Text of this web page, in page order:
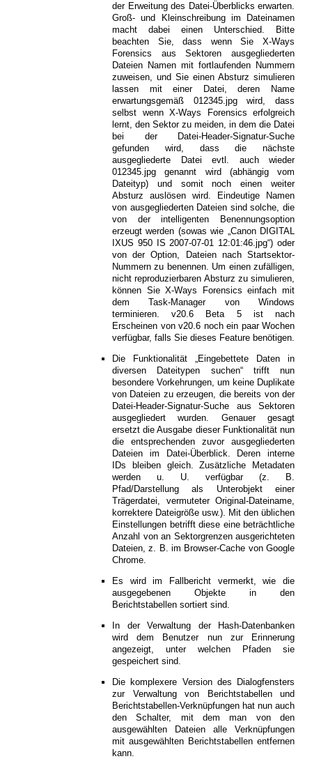
der Erweitung des Datei-Überblicks erwarten.
Groß- und Kleinschreibung im Dateinamen
macht dabei einen Unterschied. Bitte
beachten Sie, dass wenn Sie X-Ways
Forensics aus Sektoren ausgegliederten
Dateien Namen mit fortlaufenden Nummern
zuweisen, und Sie einen Absturz simulieren
lassen mit einer Datei, deren Name
erwartungsgemäß 012345.jpg wird, dass
selbst wenn X-Ways Forensics erfolgreich
lernt, den Sektor zu meiden, in dem die Datei
bei der Datei-Header-Signatur-Suche
gefunden wird, dass die nächste
ausgegliederte Datei evtl. auch wieder
012345.jpg genannt wird (abhängig vom
Dateityp) und somit noch einen weiter
Absturz auslösen wird. Eindeutige Namen
von ausgegliederten Dateien sind solche, die
von der intelligenten Benennungsoption
erzeugt werden (sowas wie „Canon DIGITAL
IXUS 950 IS 2007-07-01 12:01:46.jpg“) oder
von der Option, Dateien nach Startsektor-
Nummern zu benennen. Um einen zufälligen,
nicht reproduzierbaren Absturz zu simulieren,
können Sie X-Ways Forensics einfach mit
dem Task-Manager von Windows
terminieren. v20.6 Beta 5 ist nach
Erscheinen von v20.6 noch ein paar Wochen
verfügbar, falls Sie dieses Feature benötigen.
Die Funktionalität „Eingebettete Daten in
diversen Dateitypen suchen“ trifft nun
besondere Vorkehrungen, um keine Duplikate
von Dateien zu erzeugen, die bereits von der
Datei-Header-Signatur-Suche aus Sektoren
ausgegliedert wurden. Genauer gesagt
ersetzt die Ausgabe dieser Funktionalität nun
die entsprechenden zuvor ausgegliederten
Dateien im Datei-Überblick. Deren interne
IDs bleiben gleich. Zusätzliche Metadaten
werden u. U. verfügbar (z. B.
Pfad/Darstellung als Unterobjekt einer
Trägerdatei, vermuteter Original-Dateiname,
korrektere Dateigröße usw.). Mit den üblichen
Einstellungen betrifft diese eine beträchtliche
Anzahl von an Sektorgrenzen ausgerichteten
Dateien, z. B. im Browser-Cache von Google
Chrome.
Es wird im Fallbericht vermerkt, wie die
ausgegebenen Objekte in den
Berichtstabellen sortiert sind.
In der Verwaltung der Hash-Datenbanken
wird dem Benutzer nun zur Erinnerung
angezeigt, unter welchen Pfaden sie
gespeichert sind.
Die komplexere Version des Dialogfensters
zur Verwaltung von Berichtstabellen und
Berichtstabellen-Verknüpfungen hat nun auch
den Schalter, mit dem man von den
ausgewählten Dateien alle Verknüpfungen
mit ausgewählten Berichtstabellen entfernen
kann.